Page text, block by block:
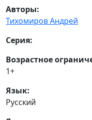
Авторы:
Тихомиров Андрей
Серия:
Возрастное
1+
Язык:
Русский